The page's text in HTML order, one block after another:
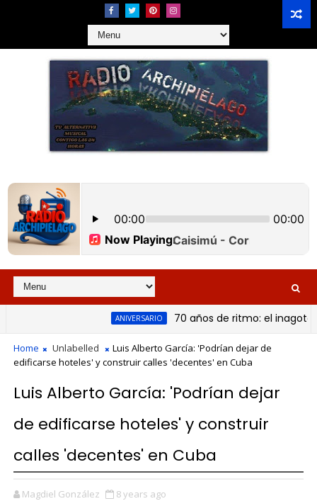
ANIVERSARIO 70 años de ritmo: el inagotable
Home Unlabelled
Luis Alberto García: 'Podrían dejar de
edificarse hoteles' y construir calles 'decentes' en Cuba
Luis Alberto García: 'Podrían dejar
de edificarse hoteles' y construir
calles 'decentes' en Cuba
Magdiel González 8 years ago